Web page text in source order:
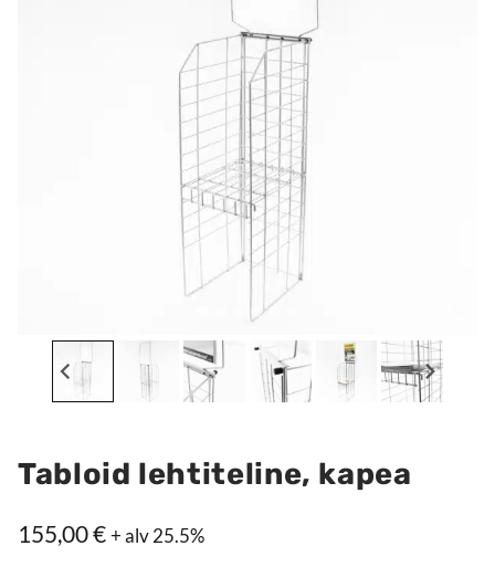
Tabloid lehtiteline, kapea
155,00€+ alv 25.5%